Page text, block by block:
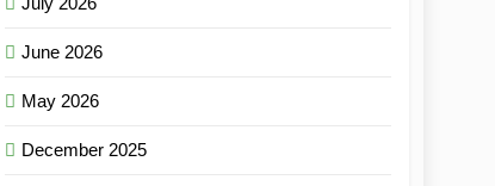
June 2026
May 2026
December 2025